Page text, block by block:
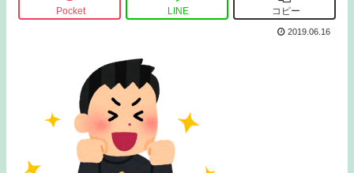
Pocket LINE コピー
2019.06.16